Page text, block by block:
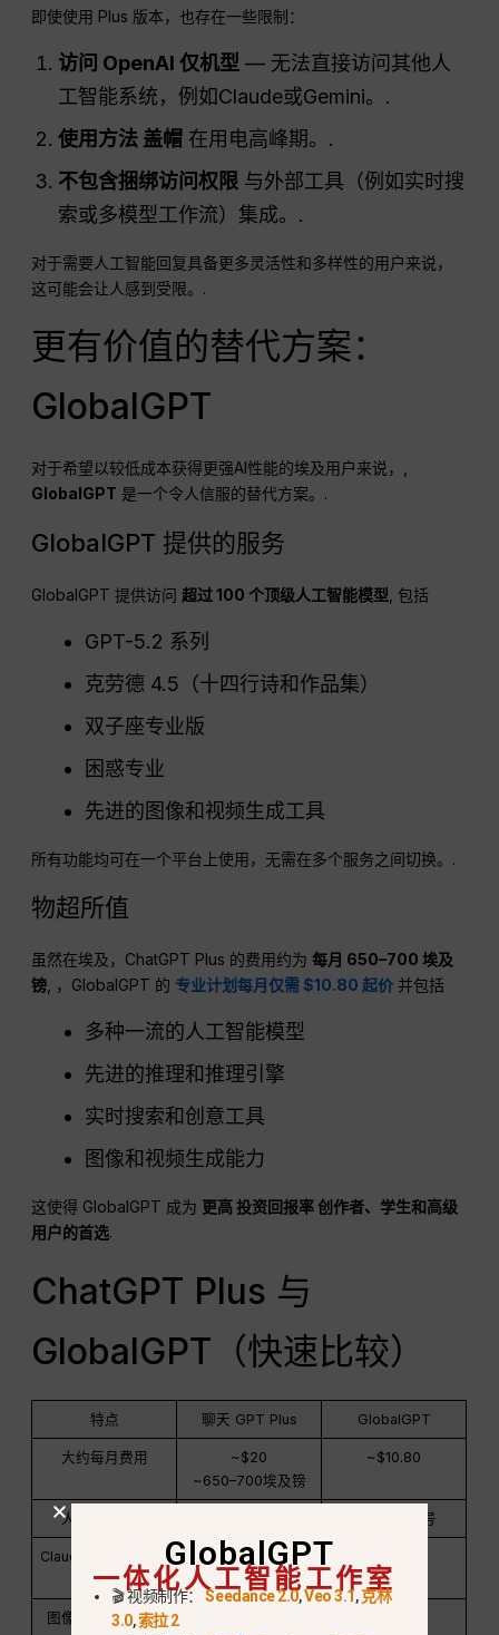
即使使用 Plus 版本，也存在一些限制：
访问 OpenAI 仅机型 — 无法直接访问其他人
工智能系统，例如Claude或Gemini。.
使用方法 盖帽 在用电高峰期。.
不包含捆绑访问权限 与外部工具（例如实时搜
索或多模型工作流）集成。.
对于需要人工智能回复具备更多灵活性和多样性的用户来说，
这可能会让人感到受限。.
更有价值的替代方案：
GlobalGPT
对于希望以较低成本获得更强AI性能的埃及用户来说，,
GlobalGPT 是一个令人信服的替代方案。.
GlobalGPT 提供的服务
GlobalGPT 提供访问 超过 100 个顶级人工智能模型 , 包括
GPT-5.2 系列
克劳德 4.5（十四行诗和作品集）
双子座专业版
困惑专业
先进的图像和视频生成工具
所有功能均可在一个平台上使用，无需在多个服务之间切换。.
物超所值
虽然在埃及，ChatGPT Plus 的费用约为每月 650–700 埃及
镑 , ，GlobalGPT 的 专业计划每月仅需 $10.80 起价 并包括
多种一流的人工智能模型
先进的推理和推理引擎
实时搜索和创意工具
图像和视频生成能力
这使得 GlobalGPT 成为 更高投资回报率创作者、学生和高级
用户的首选.
ChatGPT Plus 与
GlobalGPT（快速比较）
特点 聊天 GPT Plus GlobalGPT
大约每月费用
~$20
~650–700埃及镑
~$10.80
人工智能模型 100 多种型号
Claude/Gemini/Per
plexity
图像和视频人工智
GlobalGPT
一体化人工智能工作室
🎬 视频制作：Seedance 2.0,Veo 3.1,克林
3.0,索拉 2